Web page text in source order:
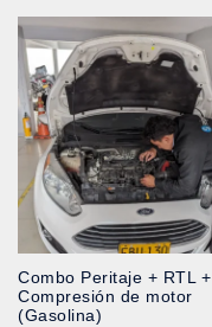
Combo Peritaje + RTL +
Compresión de motor
(Gasolina)